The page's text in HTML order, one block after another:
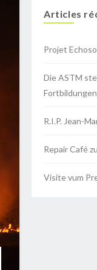
Articles
Projet
Die ASTM
Fortbildungen
R.I.P. Jean-
Repair Café
Visite vum